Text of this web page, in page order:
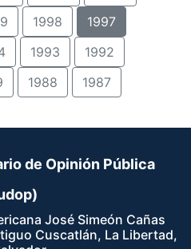
1998
1997
1993
1992
1988
1987
de Opinión Pública
José Simeón Cañas
Cuscatlán, La Libertad,